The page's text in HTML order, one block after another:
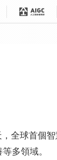
全球首個智
多領域。